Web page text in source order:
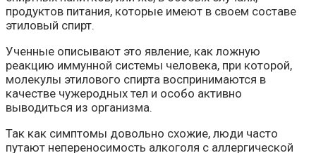
продуктов питания, которые имеют в своем составе
этиловый спирт.
Ученные описывают это явление, как ложную
реакцию иммунной системы человека, при которой,
молекулы этилового спирта воспринимаются в
качестве чужеродных тел и особо активно
выводиться из организма.
Так как симптомы довольно схожие, люди часто
путают непереносимость алкоголя с аллергической